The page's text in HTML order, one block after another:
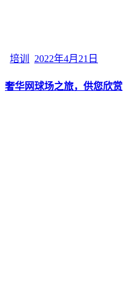
培训 2022年4月21日
奢华网球场之旅，供您欣赏